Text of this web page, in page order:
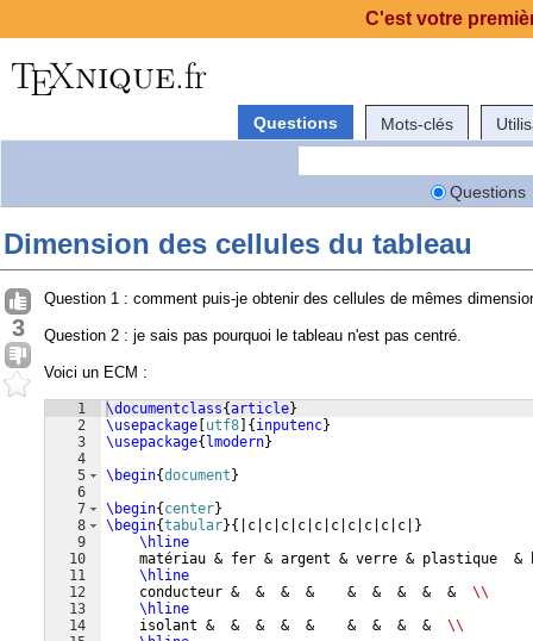
Questions Mots-clés
Questions
Dimension des cellules du tableau
3
Question 1 : comment puis-je obtenir des cellules de mêmes
Question 2 : je sais pas pourquoi le tableau n'est pas centré.
Voici un ECM :
1
2
3
4
5
6
7
8
9
10
11
12
13
14
\documentclass{article}
\usepackage utf8 { inputenc}
\usepackage{ lmodern}
\begin{document }
\begin{ center}
\begin{tabular}{ |c|c|c|c|c|c|c|c|c|c|
}
\hline
matériau & fer & argent & verre & plastique
\hline
    conducteur &  &  &  &    &  &  &  &  &
\\
\hline
    isolant &  &  &  &  &    &  &  &  &
\\
C'est votre